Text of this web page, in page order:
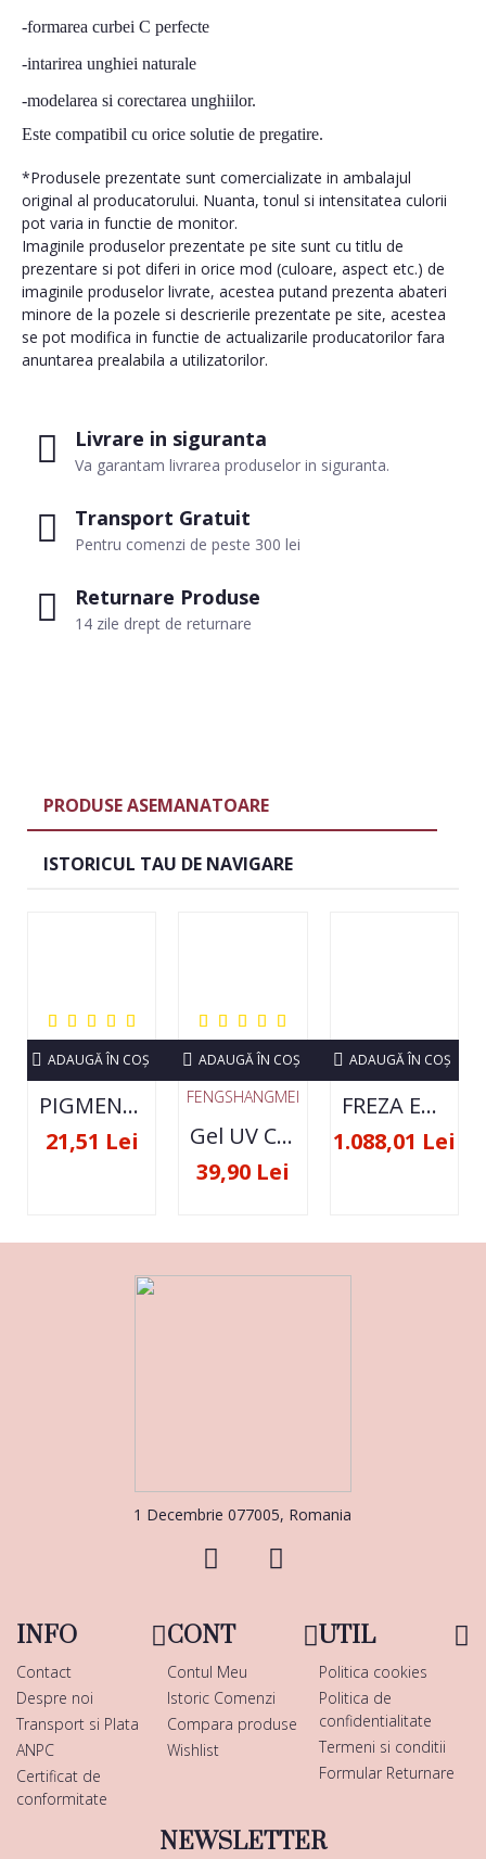
Livrare in siguranta
Va garantam livrarea produselor in siguranta.
Transport Gratuit
Pentru comenzi de peste 300 lei
Returnare Produse
14 zile drept de returnare
-formarea curbei C perfecte
-intarirea unghiei naturale
-modelarea si corectarea unghiilor.
Este compatibil cu orice solutie de pregatire.
*Produsele prezentate sunt comercializate in ambalajul
original al producatorului. Nuanta, tonul si intensitatea culorii
pot varia in functie de monitor.
Imaginile produselor prezentate pe site sunt cu titlu de
prezentare si pot diferi in orice mod (culoare, aspect etc.) de
imaginile produselor livrate, acestea putand prezenta abateri
minore de la pozele si descrierile prezentate pe site, acestea
se pot modifica in functie de actualizarile producatorilor fara
anuntarea prealabila a utilizatorilor.
PRODUSE ASEMANATOARE
ISTORICUL TAU DE NAVIGARE
PIGMENT NEON SET 12 CULORI
21,51 Lei
ADAUGĂ ÎN COŞ
FENGSHANGMEI
Gel UV Constructie FSM 50ML - 07
39,90 Lei
ADAUGĂ ÎN COŞ
FREZA ELECTRICA STRONG 210 35000 RPM- ORIGINALA
1.088,01 Lei
ADAUGĂ ÎN COŞ
1 Decembrie 077005, Romania
INFO
Contact
Despre noi
Transport si Plata
ANPC
Certificat de
conformitate
CONT
Contul Meu
Istoric Comenzi
Compara produse
Wishlist
UTIL
Politica cookies
Politica de
confidentialitate
Termeni si conditii
Formular Returnare
NEWSLETTER